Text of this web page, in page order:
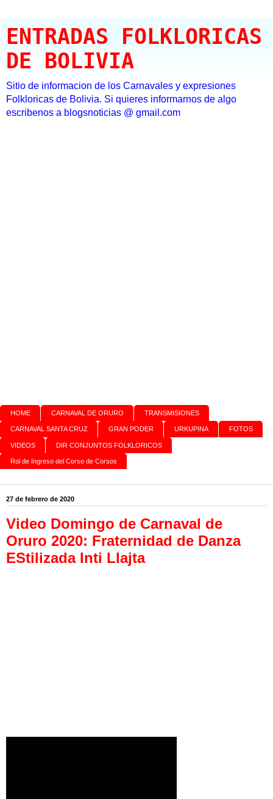
ENTRADAS FOLKLORICAS
DE BOLIVIA
Sitio de informacion de los Carnavales y expresiones
Folkloricas de Bolivia. Si quieres informarnos de algo
escribenos a blogsnoticias @ gmail.com
HOME CARNAVAL DE ORURO TRANSMISIONES
CARNAVAL SANTA CRUZ GRAN PODER URKUPINA FOTOS
VIDEOS DIR CONJUNTOS FOLKLORICOS
Rol de Ingreso del Corso de Corsos
27 de febrero de 2020
Video Domingo de Carnaval de
Oruro 2020: Fraternidad de Danza
EStilizada Inti Llajta